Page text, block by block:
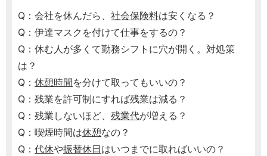
Q：会社を休んだら、 社会保険料は安くなる？
Q：伊達マスクを付けて仕事をするの？
Q：休む人が多くて勤務シフトに穴が開く。対処策
は？
Q： 休憩時間を分けて取ってもいいの？
Q：残業を許可制にすれば残業は減る？
Q：残業しないほど、 残業代が増える？
Q：喫煙時間は休憩なの？
Q： 代休や振替休日はいつまでに取ればいいの？